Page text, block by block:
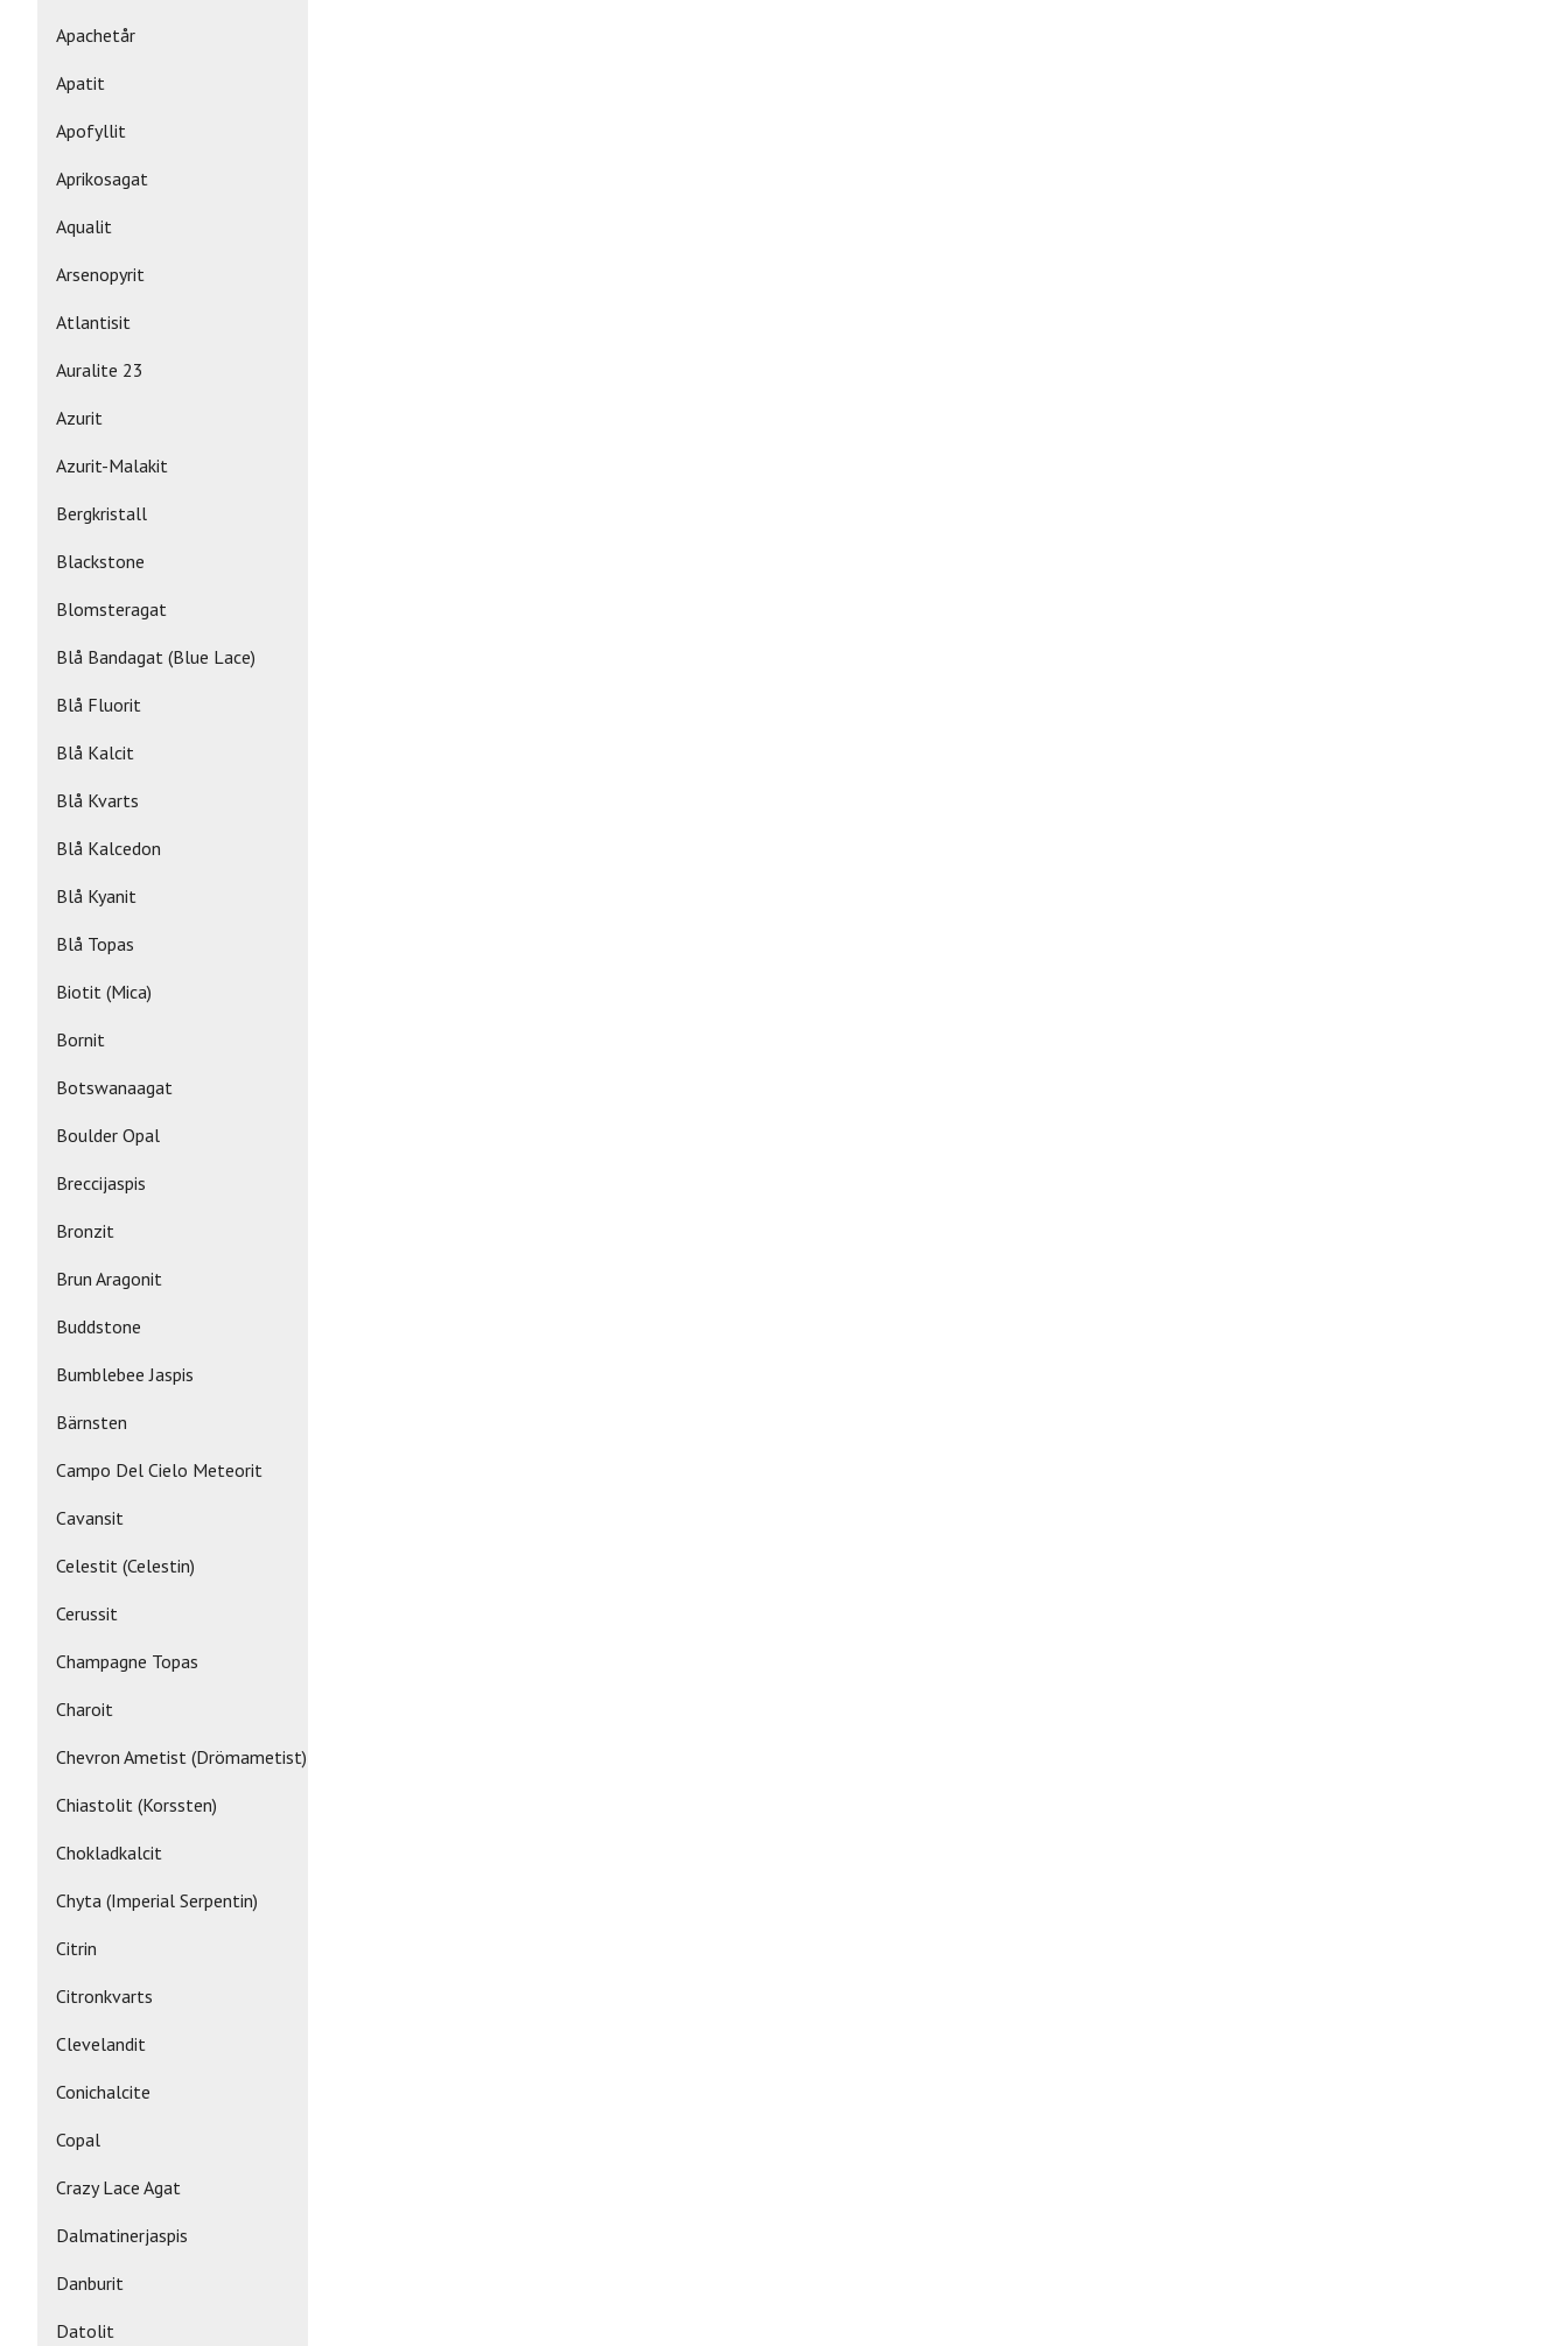
Apachetår
Apatit
Apofyllit
Aprikosagat
Aqualit
Arsenopyrit
Atlantisit
Auralite 23
Azurit
Azurit-Malakit
Bergkristall
Blackstone
Blomsteragat
Blå Bandagat (Blue Lace)
Blå Fluorit
Blå Kalcit
Blå Kvarts
Blå Kalcedon
Blå Kyanit
Blå Topas
Biotit (Mica)
Bornit
Botswanaagat
Boulder Opal
Breccijaspis
Bronzit
Brun Aragonit
Buddstone
Bumblebee Jaspis
Bärnsten
Campo Del Cielo Meteorit
Cavansit
Celestit (Celestin)
Cerussit
Champagne Topas
Charoit
Chevron Ametist (Drömametist)
Chiastolit (Korssten)
Chokladkalcit
Chyta (Imperial Serpentin)
Citrin
Citronkvarts
Clevelandit
Conichalcite
Copal
Crazy Lace Agat
Dalmatinerjaspis
Danburit
Datolit